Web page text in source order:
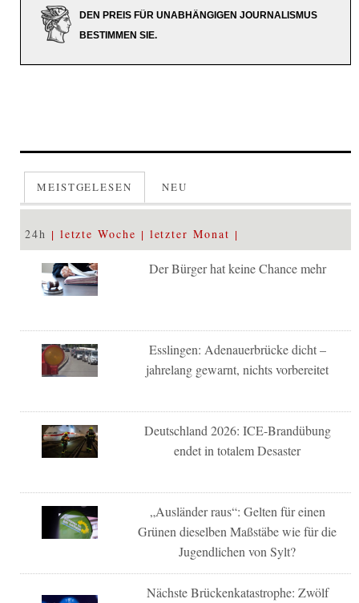
DEN PREIS FÜR UNABHÄNGIGEN JOURNALISMUS
BESTIMMEN SIE.
MEISTGELESEN NEU
24h letzte Woche letzter Monat
Der Bürger hat keine Chance mehr
Esslingen: Adenauerbrücke dicht –
jahrelang gewarnt, nichts vorbereitet
Deutschland 2026: ICE-Brandübung
endet in totalem Desaster
„Ausländer raus“: Gelten für einen
Grünen dieselben Maßstäbe wie für die
Jugendlichen von Sylt?
Nächste Brückenkatastrophe: Zwölf